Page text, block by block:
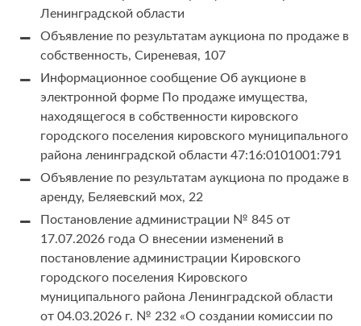
Ленинградской области
Объявление по результатам аукциона по продаже в
собственность, Сиреневая, 107
Информационное сообщение Об аукционе в
электронной форме По продаже имущества,
находящегося в собственности кировского
городского поселения кировского муниципального
района ленинградской области 47:16:0101001:791
Объявление по результатам аукциона по продаже в
аренду, Беляевский мох, 22
Постановление администрации № 845 от
17.07.2026 года О внесении изменений в
постановление администрации Кировского
городского поселения Кировского
муниципального района Ленинградской области
от 04.03.2026 г. № 232 «О создании комиссии по